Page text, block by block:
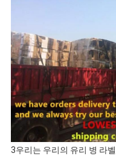
3우리는 우리의 유리 병 라